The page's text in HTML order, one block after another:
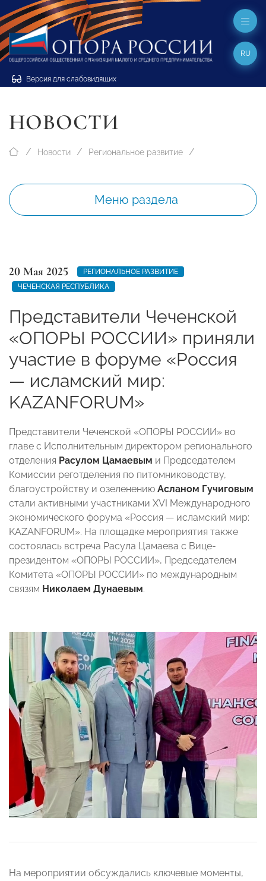
Версия для слабовидящих
RU
НОВОСТИ
Новости Региональное развитие
Меню раздела
20 Мая 2025
РЕГИОНАЛЬНОЕ РАЗВИТИЕ
ЧЕЧЕНСКАЯ РЕСПУБЛИКА
Представители Чеченской
«ОПОРЫ РОССИИ» приняли
участие в форуме «Россия
— исламский мир:
KAZANFORUM»
Представители Чеченской «ОПОРЫ РОССИИ» во
главе с Исполнительным директором регионального
отделения Расулом Цамаевым и Председателем
Комиссии реготделения по питомниководству,
благоустройству и озеленению Асланом Гучиговым
стали активными участниками XVI Международного
экономического форума «Россия — исламский мир:
KAZANFORUM». На площадке мероприятия также
состоялась встреча Расула Цамаева с Вице-
президентом «ОПОРЫ РОССИИ», Председателем
Комитета «ОПОРЫ РОССИИ» по международным
связям Николаем Дунаевым.
На мероприятии обсуждались ключевые моменты,